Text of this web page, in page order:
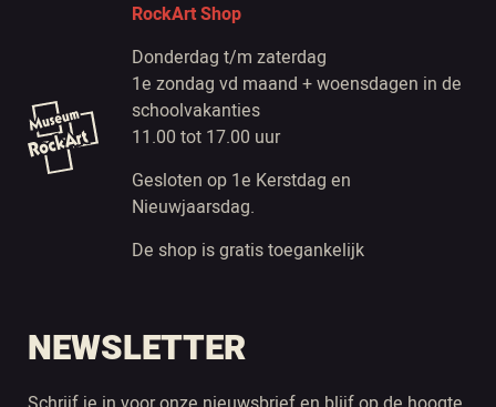
RockArt Shop
Donderdag t/m zaterdag
1e zondag vd maand + woensdagen in de
schoolvakanties
11.00 tot 17.00 uur
Gesloten op 1e Kerstdag en
Nieuwjaarsdag.
De shop is gratis toegankelijk
NEWSLETTER